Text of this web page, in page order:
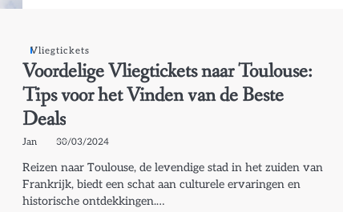
Vliegtickets
Voordelige Vliegtickets naar Toulouse:
Tips voor het Vinden van de Beste
Deals
Jan 30/03/2024
Reizen naar Toulouse, de levendige stad in het zuiden van
Frankrijk, biedt een schat aan culturele ervaringen en
historische ontdekkingen.…